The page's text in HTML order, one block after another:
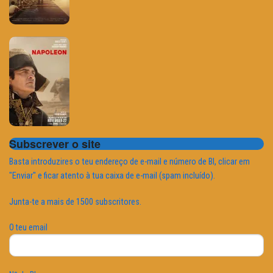
Subscrever o site
Basta introduzires o teu endereço de e-mail e número de BI, clicar em
"Enviar" e ficar atento à tua caixa de e-mail (spam incluído).
Junta-te a mais de 1500 subscritores.
O teu email